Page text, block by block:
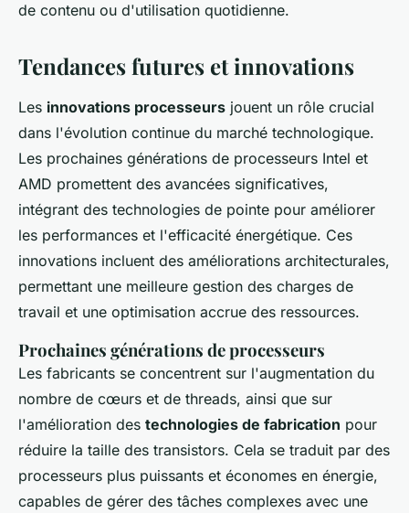
de contenu ou d'utilisation quotidienne.
Tendances futures et innovations
Les innovations processeurs jouent un rôle crucial
dans l'évolution continue du marché technologique.
Les prochaines générations de processeurs Intel et
AMD promettent des avancées significatives,
intégrant des technologies de pointe pour améliorer
les performances et l'efficacité énergétique. Ces
innovations incluent des améliorations architecturales,
permettant une meilleure gestion des charges de
travail et une optimisation accrue des ressources.
Prochaines générations de processeurs
Les fabricants se concentrent sur l'augmentation du
nombre de cœurs et de threads, ainsi que sur
l'amélioration des technologies de fabrication pour
réduire la taille des transistors. Cela se traduit par des
processeurs plus puissants et économes en énergie,
capables de gérer des tâches complexes avec une